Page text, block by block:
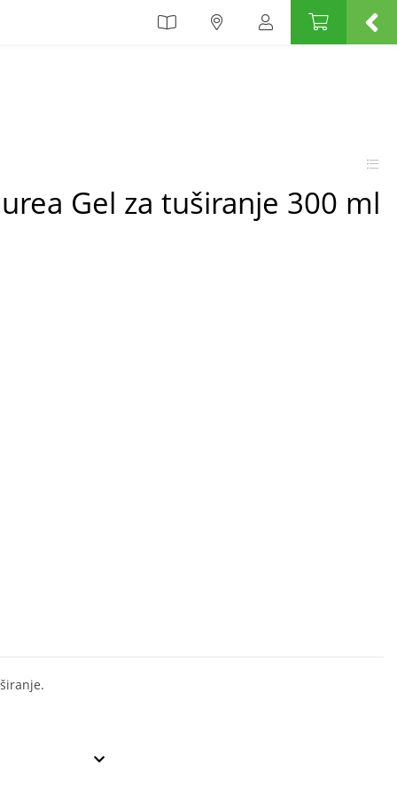
Gel za tuširanje 300 ml